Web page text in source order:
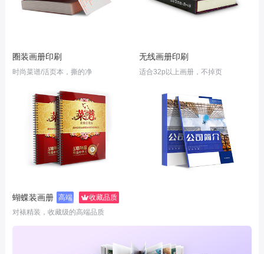
圈装画册印刷
时尚菜谱/活页本，撕的净
无线画册印刷
适合32p以上画册，不掉页
蝴蝶装画册 高端
收藏品质
对裱精装，收藏级的高端品质